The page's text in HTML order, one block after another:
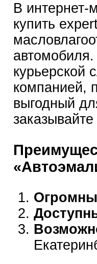
В интернет-
купить
курьерской
компанией,
выгодный